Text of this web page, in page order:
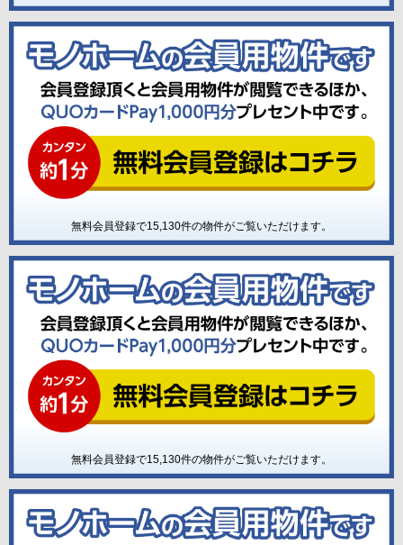
無料会員登録で15,130件の物件がご覧いただけます。
無料会員登録で15,130件の物件がご覧いただけます。